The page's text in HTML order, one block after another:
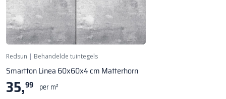
Redsun | Behandelde tuintegels
Smartton Linea 60x60x4 cm Matterhorn
35,99 per m²